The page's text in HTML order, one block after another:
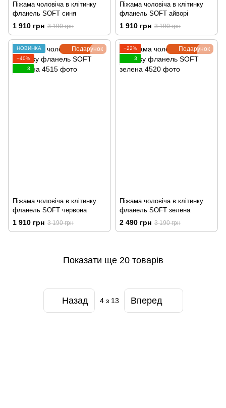
Піжама чоловіча в клітинку
фланель SOFT синя
1 910 грн 3 190 грн
Піжама чоловіча в клітинку
фланель SOFT айворі
1 910 грн 3 190 грн
Подарунок
НОВИНКА
−40%
3
Піжама чоловіча в клітинку
фланель SOFT червона
1 910 грн 3 190 грн
Подарунок
−22%
3
Піжама чоловіча в клітинку
фланель SOFT зелена
2 490 грн 3 190 грн
Показати ще 20 товарів
Назад 4з 13 Вперед